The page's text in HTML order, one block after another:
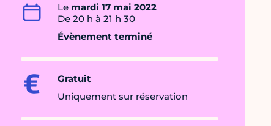
Le mardi 17 mai 2022
De 20 h à 21 h 30
Évènement terminé
Gratuit
Uniquement sur réservation